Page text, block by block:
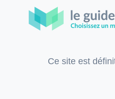
Ce site est